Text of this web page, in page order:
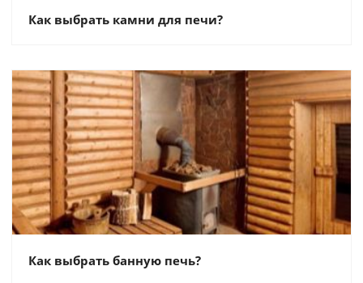
Как выбрать камни для печи?
Как выбрать банную печь?